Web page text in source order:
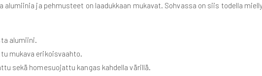
alumiinia ja pehmusteet on laadukkaan mukavat. Sohvassa on siis todella
alumiini.
mukava erikoisvaahto.
sekä homesuojattu kangas kahdella värillä.